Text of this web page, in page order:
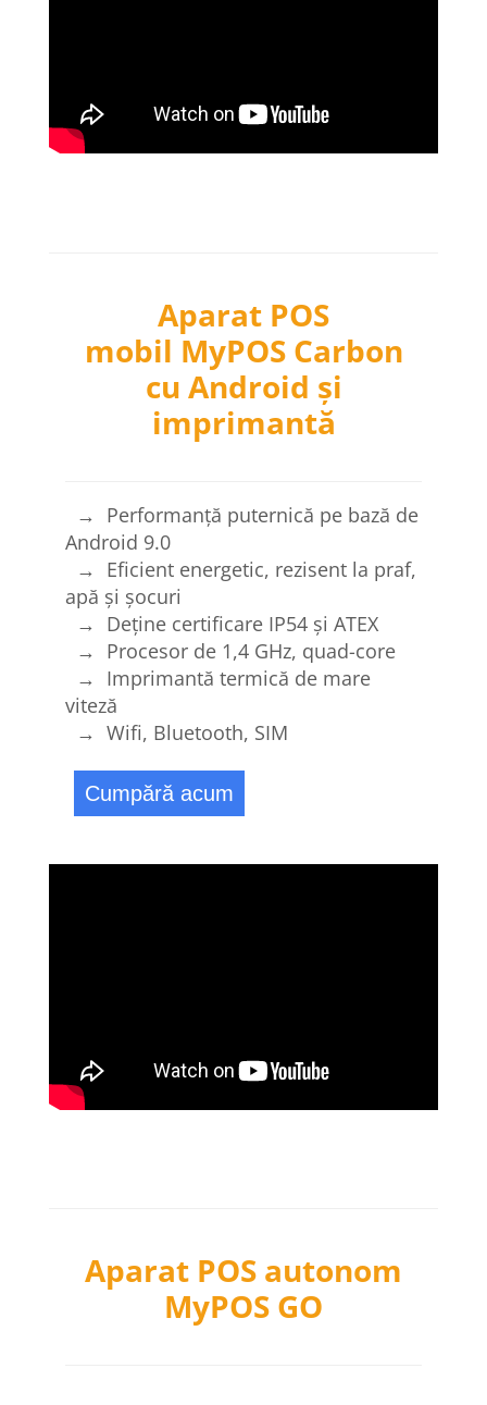
Aparat POS
mobil MyPOS Carbon
cu Android și
imprimantă
→ Performanță puternică pe bază de
Android 9.0
→ Eficient energetic, rezisent la praf,
apă și șocuri
→ Deține certificare IP54 și ATEX
→ Procesor de 1,4 GHz, quad-core
→ Imprimantă termică de mare
viteză
→ Wifi, Bluetooth, SIM
Cumpără acum
Aparat POS autonom
MyPOS GO